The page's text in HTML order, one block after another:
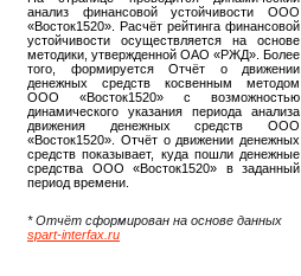
анализ финансовой устойчивости ООО
«Восток1520». Расчёт рейтинга финансовой
устойчивости осуществляется на основе
методики, утвержденной ОАО «РЖД». Более
того, формируется Отчёт о движении
денежных средств косвенным методом
ООО «Восток1520» с возможностью
динамического указания периода анализа
движения денежных средств ООО
«Восток1520». Отчёт о движении денежных
средств показывает, куда пошли денежные
средства ООО «Восток1520» в заданный
период времени.
* Отчёт сформирован на основе данных
spart-interfax.ru